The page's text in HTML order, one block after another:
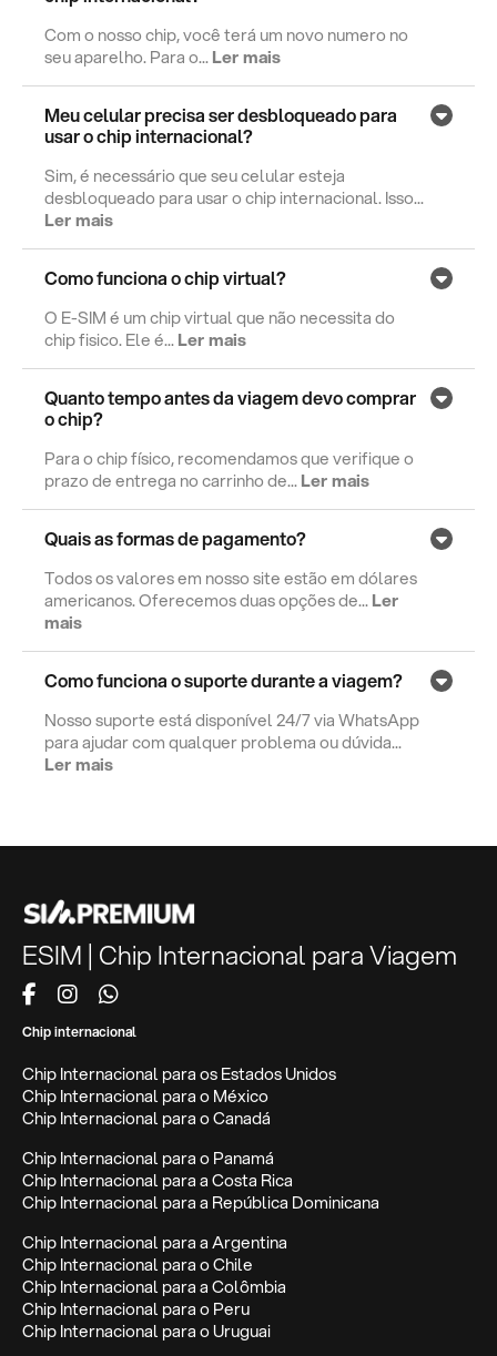
Com o nosso chip, você terá um novo numero no
seu aparelho. Para o...Ler mais
Meu celular precisa ser desbloqueado para
usar o chip internacional?
Sim, é necessário que seu celular esteja
desbloqueado para usar o chip internacional. Isso...
Ler mais
Como funciona o chip virtual?
O E-SIM é um chip virtual que não necessita do
chip fisico. Ele é...Ler mais
Quanto tempo antes da viagem devo comprar
o chip?
Para o chip físico, recomendamos que verifique o
prazo de entrega no carrinho de...Ler mais
Quais as formas de pagamento?
Todos os valores em nosso site estão em dólares
americanos. Oferecemos duas opções de...Ler
mais
Como funciona o suporte durante a viagem?
Nosso suporte está disponível 24/7 via WhatsApp
para ajudar com qualquer problema ou dúvida...
Ler mais
ESIM | Chip Internacional para Viagem
Chip internacional
Chip Internacional para os Estados Unidos
Chip Internacional para o México
Chip Internacional para o Canadá
Chip Internacional para o Panamá
Chip Internacional para a Costa Rica
Chip Internacional para a República Dominicana
Chip Internacional para a Argentina
Chip Internacional para o Chile
Chip Internacional para a Colômbia
Chip Internacional para o Peru
Chip Internacional para o Uruguai